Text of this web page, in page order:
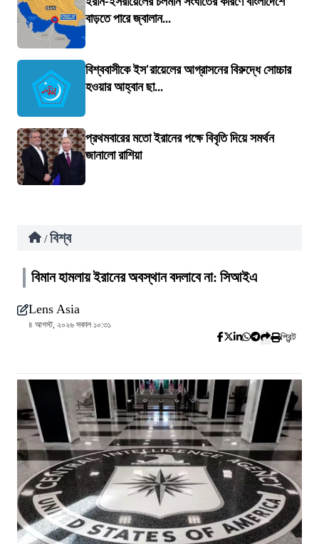
বাড়তে পারে জ্বালান...
বিশ্ববাসীকে ইস'রায়েলের আগ্রাসনের বিরুদ্ধে সোচ্চার
হওয়ার আহ্বান ছা...
প্রথমবারের মতো ইরানের পক্ষে বিবৃতি দিয়ে সমর্থন
জানালো রাশিয়া
/ বিশ্ব
বিমান হামলায় ইরানের অবস্থান বদলাবে না: সিআইএ
Lens Asia
৪ আগস্ট, ২০২৬ সকাল ১০:৩১
প্রিন্ট